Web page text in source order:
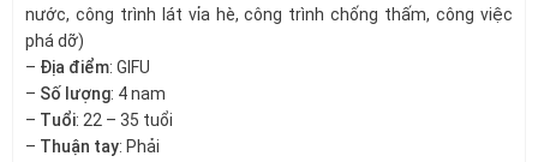
nước, công trình lát vỉa hè, công trình chống thấm, công việc
phá dỡ)
– Địa điểm: GIFU
– Số lượng: 4 nam
– Tuổi: 22 – 35 tuổi
– Thuận tay: Phải